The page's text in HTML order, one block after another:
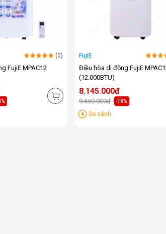
(0)
FujiE MPAC12
FujiE
Điều hòa di động FujiE
(12.000BTU)
8.145.000đ
9.650.000đ -16%
So sánh